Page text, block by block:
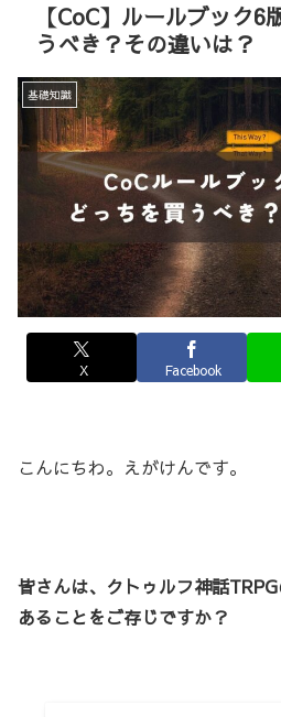
【CoC】ルールブック
うべき？その違いは？
基礎知識
X Facebook
こんにちわ。えがけんです。
皆さんは、クトゥルフ神話
あることをご存じですか？